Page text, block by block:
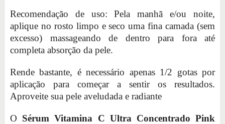
Recomendação de uso: Pela manhã e/ou noite,
aplique no rosto limpo e seco uma fina camada (sem
excesso) massageando de dentro para fora até
completa absorção da pele.
Rende bastante, é necessário apenas 1/2 gotas por
aplicação para começar a sentir os resultados.
Aproveite sua pele aveludada e radiante
O Sérum Vitamina C Ultra Concentrado Pink